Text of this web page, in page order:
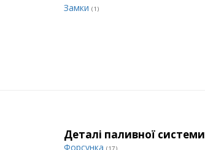
Замки (1)
Деталі паливної системи
Форсунка